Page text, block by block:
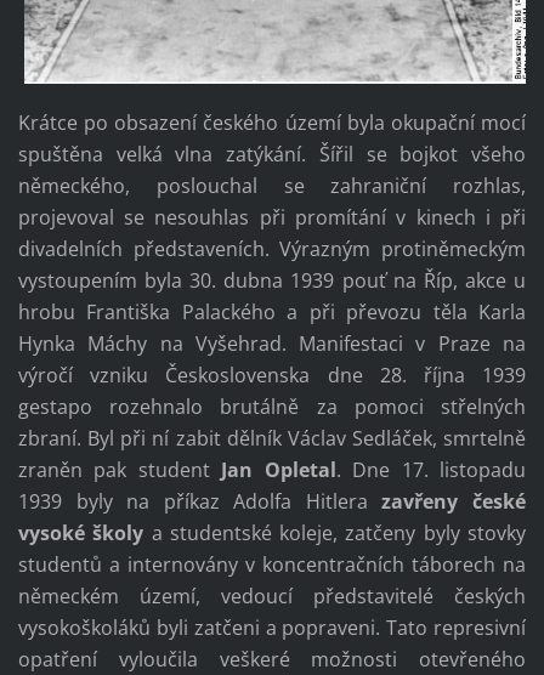
Krátce po obsazení českého území byla okupační mocí
spuštěna velká vlna zatýkání. Šířil se bojkot všeho
německého, poslouchal se zahraniční rozhlas,
projevoval se nesouhlas při promítání v kinech i při
divadelních představeních. Výrazným protiněmeckým
vystoupením byla 30. dubna 1939 pouť na Říp, akce u
hrobu Františka Palackého a při převozu těla Karla
Hynka Máchy na Vyšehrad. Manifestaci v Praze na
výročí vzniku Československa dne 28. října 1939
gestapo rozehnalo brutálně za pomoci střelných
zbraní. Byl při ní zabit dělník Václav Sedláček, smrtelně
zraněn pak student Jan Opletal. Dne 17. listopadu
1939 byly na příkaz Adolfa Hitlerazavřeny české
vysoké školy a studentské koleje, zatčeny byly stovky
studentů a internovány v koncentračních táborech na
německém území, vedoucí představitelé českých
vysokoškoláků byli zatčeni a popraveni. Tato represivní
opatření vyloučila veškeré možnosti otevřeného